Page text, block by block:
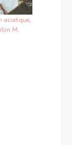
asiatique,
M.